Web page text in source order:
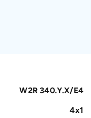
W2R 340.Y.X/E4
4x1